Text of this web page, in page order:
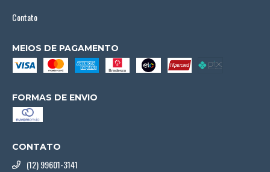
Contato
MEIOS DE PAGAMENTO
FORMAS DE ENVIO
CONTATO
(12) 99601-3141